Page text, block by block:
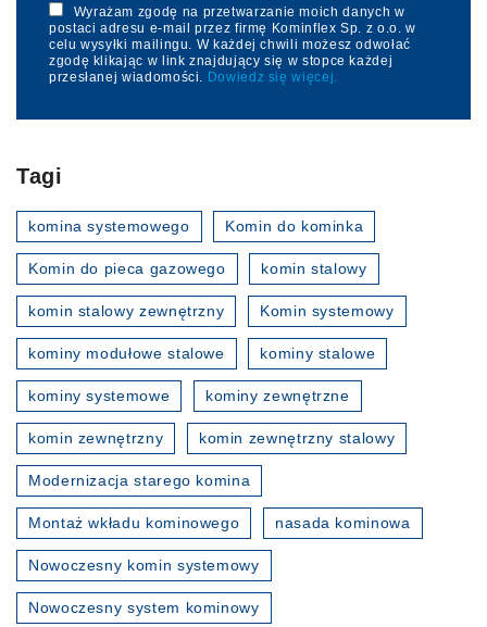
Wyrażam zgodę na przetwarzanie moich danych w
postaci adresu e-mail przez firmę Kominflex Sp. z o.o. w
celu wysyłki mailingu. W każdej chwili możesz odwołać
zgodę klikając w link znajdujący się w stopce każdej
przesłanej wiadomości. Dowiedz się więcej.
Tagi
komina systemowego Komin do kominka
Komin do pieca gazowego komin stalowy
komin stalowy zewnętrzny Komin systemowy
kominy modułowe stalowe kominy stalowe
kominy systemowe kominy zewnętrzne
komin zewnętrzny komin zewnętrzny stalowy
Modernizacja starego komina
Montaż wkładu kominowego nasada kominowa
Nowoczesny komin systemowy
Nowoczesny system kominowy